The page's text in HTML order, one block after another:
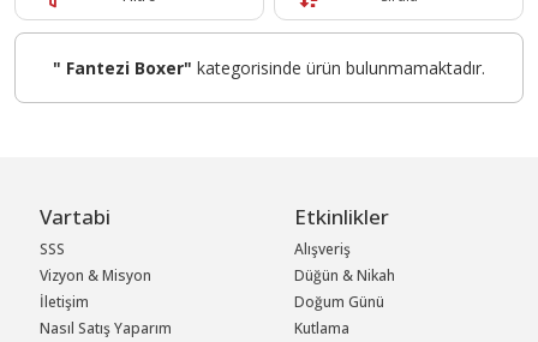
" Fantezi Boxer" kategorisinde ürün bulunmamaktadır.
Vartabi
SSS
Vizyon & Misyon
İletişim
Nasıl Satış Yaparım
Etkinlikler
Alışveriş
Düğün & Nikah
Doğum Günü
Kutlama